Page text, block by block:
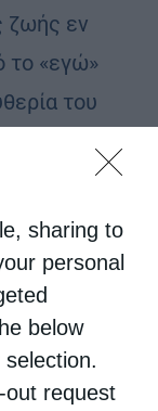
sharing to
personal
below
out request
ζωής εν
το «εγώ»
του
θυσία και
αγαθό της
προς